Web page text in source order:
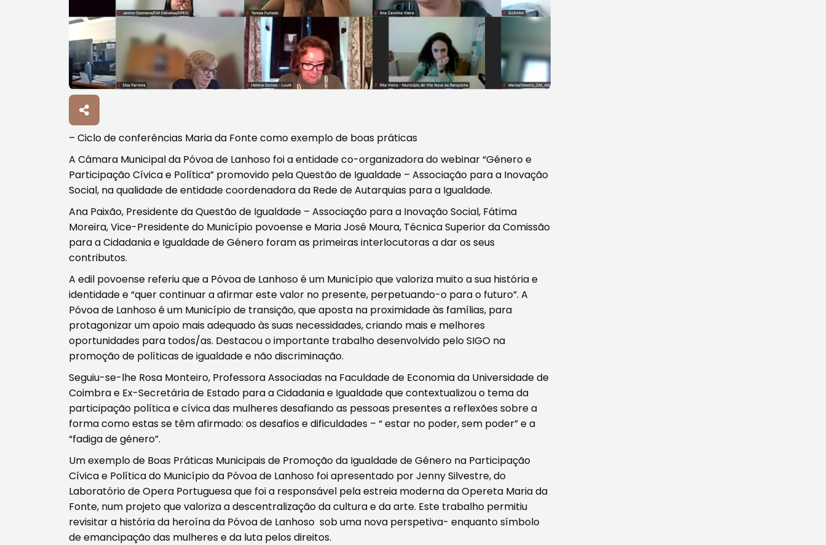
Procurar
Tipo de conteúdo
– Ciclo de conferências Maria da Fonte como exemplo de boas práticas
A Câmara Municipal da Póvoa de Lanhoso foi a entidade co-organizadora do webinar “Género e
Participação Cívica e Política” promovido pela Questão de Igualdade – Associação para a Inovação
Social, na qualidade de entidade coordenadora da Rede de Autarquias para a Igualdade.
Ana Paixão, Presidente da Questão de Igualdade – Associação para a Inovação Social, Fátima
Moreira, Vice-Presidente do Município povoense e Maria José Moura, Técnica Superior da Comissão
para a Cidadania e Igualdade de Género foram as primeiras interlocutoras a dar os seus
contributos.
A edil povoense referiu que a Póvoa de Lanhoso é um Município que valoriza muito a sua história e
identidade e “quer continuar a afirmar este valor no presente, perpetuando-o para o futuro”. A
Póvoa de Lanhoso é um Município de transição, que aposta na proximidade às famílias, para
protagonizar um apoio mais adequado às suas necessidades, criando mais e melhores
oportunidades para todos/as. Destacou o importante trabalho desenvolvido pelo SIGO na
promoção de políticas de igualdade e não discriminação.
Seguiu-se-lhe Rosa Monteiro, Professora Associadas na Faculdade de Economia da Universidade de
Coimbra e Ex-Secretária de Estado para a Cidadania e Igualdade que contextualizou o tema da
participação política e cívica das mulheres desafiando as pessoas presentes a reflexões sobre a
forma como estas se têm afirmado: os desafios e dificuldades – “ estar no poder, sem poder” e a
“fadiga de género”.
Um exemplo de Boas Práticas Municipais de Promoção da Igualdade de Género na Participação
Cívica e Política do Município da Póvoa de Lanhoso foi apresentado por Jenny Silvestre, do
Laboratório de Opera Portuguesa que foi a responsável pela estreia moderna da Opereta Maria da
Fonte, num projeto que valoriza a descentralização da cultura e da arte. Este trabalho permitiu
revisitar a história da heroína da Póvoa de Lanhoso sob uma nova perspetiva- enquanto símbolo
de emancipação das mulheres e da luta pelos direitos.